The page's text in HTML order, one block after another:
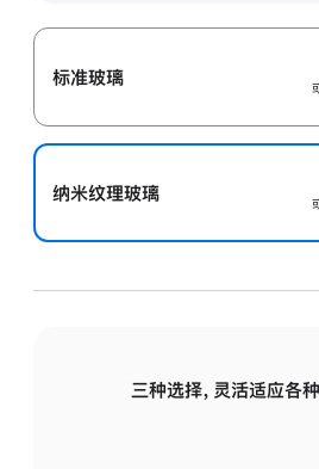
标准玻璃
纳米纹理玻璃
三种选择，灵活适应各